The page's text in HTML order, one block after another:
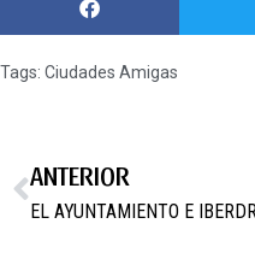
Tags: Ciudades Amigas
ANTERIOR